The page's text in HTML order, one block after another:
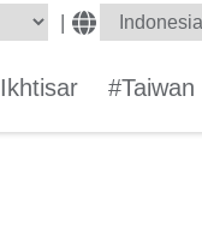
|
Ikhtisar